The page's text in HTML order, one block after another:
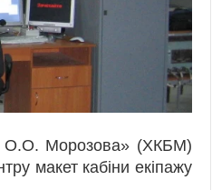
О.О. Морозова» (ХКБМ)
макет кабіни екіпажу